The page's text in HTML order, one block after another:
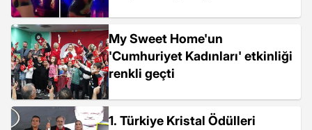
My Sweet Home'un
'Cumhuriyet Kadınları' etkinliği
renkli geçti
1. Türkiye Kristal Ödülleri